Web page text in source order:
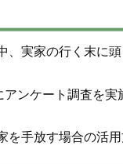
実家の行く末に
ンケート調査を実
を手放す場合の活